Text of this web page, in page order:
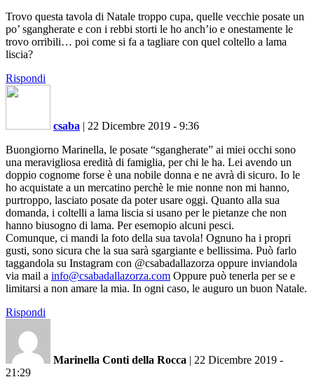
Trovo questa tavola di Natale troppo cupa, quelle vecchie posate un
po’ sgangherate e con i rebbi storti le ho anch’io e onestamente le
trovo orribili… poi come si fa a tagliare con quel coltello a lama
liscia?
Rispondi
csaba | 22 Dicembre 2019 - 9:36
Buongiorno Marinella, le posate “sgangherate” ai miei occhi sono
una meravigliosa eredità di famiglia, per chi le ha. Lei avendo un
doppio cognome forse è una nobile donna e ne avrà di sicuro. Io le
ho acquistate a un mercatino perchè le mie nonne non mi hanno,
purtroppo, lasciato posate da poter usare oggi. Quanto alla sua
domanda, i coltelli a lama liscia si usano per le pietanze che non
hanno biusogno di lama. Per esemopio alcuni pesci.
Comunque, ci mandi la foto della sua tavola! Ognuno ha i propri
gusti, sono sicura che la sua sarà sgargiante e bellissima. Può farlo
taggandola su Instagram con @csabadallazorza oppure inviandola
via mail a info@csabadallazorza.com Oppure può tenerla per se e
limitarsi a non amare la mia. In ogni caso, le auguro un buon Natale.
Rispondi
Marinella Conti della Rocca | 22 Dicembre 2019 -
21:29